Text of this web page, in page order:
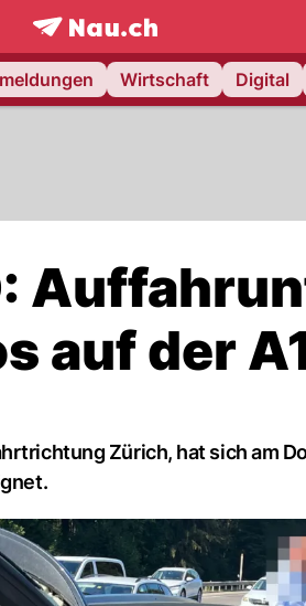
frontpage.NAU.ch
Wirtschaft Digital
auf der
Zürich, hat sich am